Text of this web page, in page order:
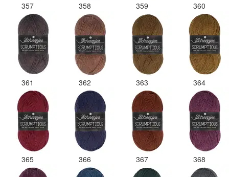
357 358 359 360
361 362 363 364
365 366 367 368